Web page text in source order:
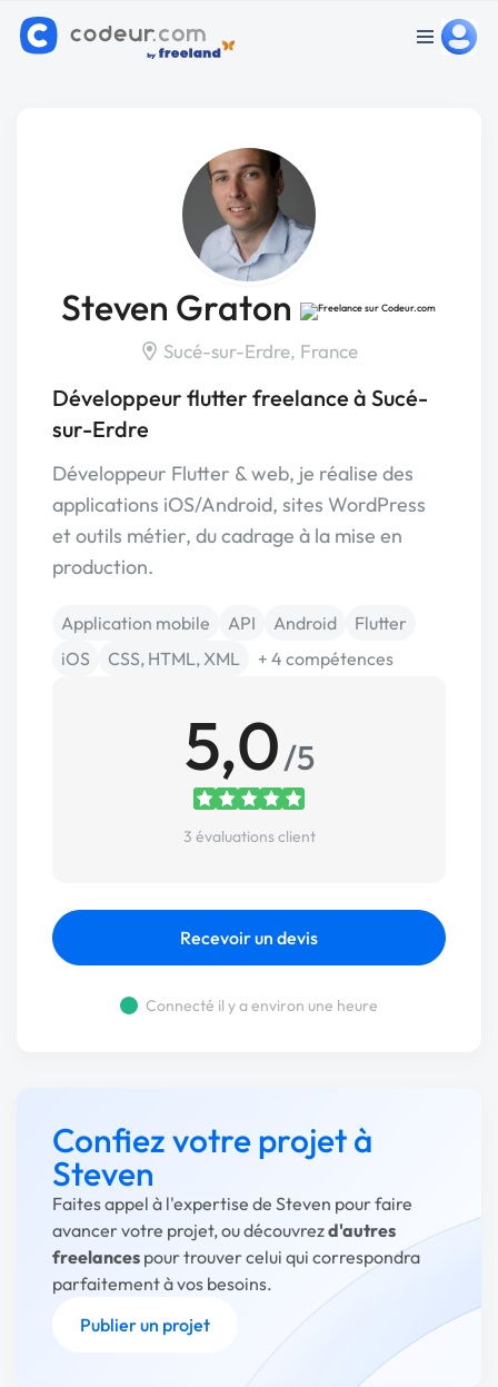
Steven Graton
Sucé-sur-Erdre, France
Développeur flutter freelance à Sucé-
sur-Erdre
Développeur Flutter & web, je réalise des
applications iOS/Android, sites WordPress
et outils métier, du cadrage à la mise en
production.
Application mobile API Android
Flutter
iOS
CSS, HTML, XML + 4 compétences
5,0/5
3 évaluations client
Recevoir un devis
Connecté il y a environ une heure
Confiez votre projet à
Steven
Faites appel à l'expertise de Steven pour faire
avancer votre projet, ou découvrezd'autres
freelances pour trouver celui qui correspondra
parfaitement à vos besoins.
Publier un projet